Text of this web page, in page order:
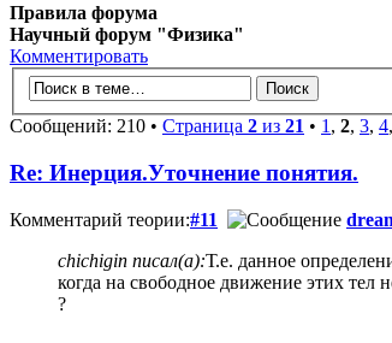
Правила форума
Научный форум "Физика"
Комментировать
Сообщений: 210 • Страница 2 из 21 • 1, 2, 3, 4,
Re: Инерция.Уточнение понятия.
Комментарий теории:#11
chichigin писал(а):Т.е. данное
когда на свободное движение этих
?